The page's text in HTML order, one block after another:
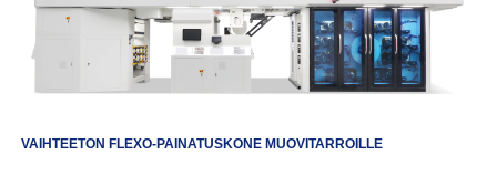
VAIHTEETON FLEXO-PAINATUSKONE MUOVITARROILLE